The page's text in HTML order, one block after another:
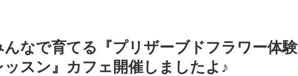
んなで育てる『プリザーブドフラワー体験
ッスン』カフェ開催しましたよ♪